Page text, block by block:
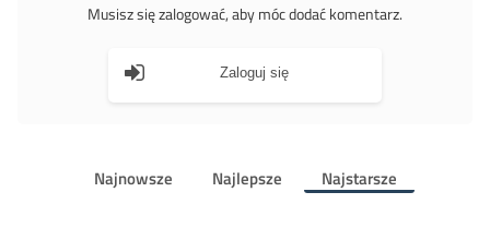
Musisz się zalogować, aby móc dodać komentarz.
Zaloguj się
Najnowsze Najlepsze Najstarsze